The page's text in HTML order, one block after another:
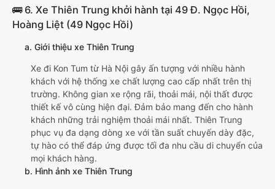
🚌 6. Xe Thiên Trung khởi hành tại 49 Đ. Ngọc Hồi,
Hoàng Liệt (49 Ngọc Hồi)
a. Giới thiệu xe Thiên Trung
Xe đi Kon Tum từ Hà Nội gây ấn tượng với nhiều hành
khách với hệ thống xe chất lượng cao cấp nhất trên thị
trường. Không gian xe rộng rãi, thoải mái, nội thất được
thiết kế vô cùng hiện đại. Đảm bảo mang đến cho hành
khách những trải nghiệm thoải mái nhất. Thiên Trung
phục vụ đa dạng dòng xe với tần suất chuyến dày đặc,
tự hào có thể đáp ứng được tối đa nhu cầu di chuyển của
mọi khách hàng.
b. Hình ảnh xe Thiên Trung